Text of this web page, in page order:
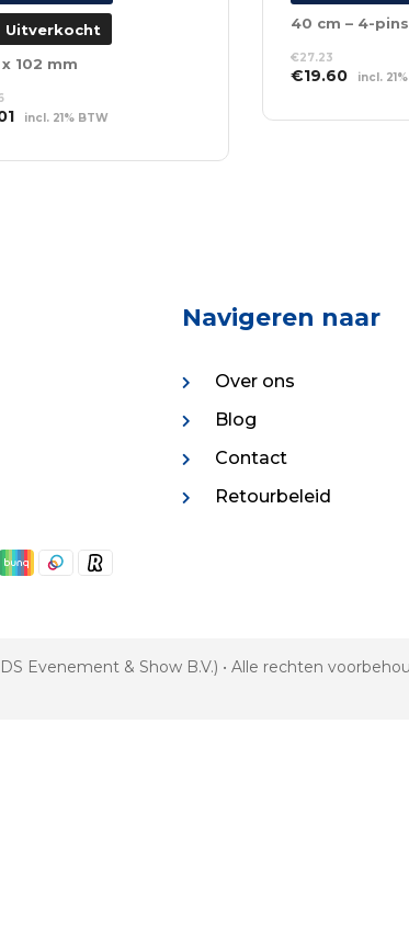
Uitverkocht
102 mm
Huidige
is:
incl. 21% BTW
40 cm – 4-
€27.23
was:
€19.60Huidige
is:
incl.
Navigeren naar
Over ons
Blog
Contact
Retourbeleid
Evenement & Show B.V.) • Alle rechten